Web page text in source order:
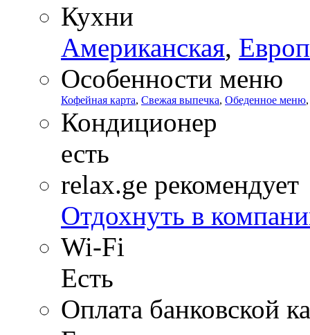
Кухни
Американская,
Особенности меню
Кофейная карта, Свежая выпечка, Обеденное меню
Кондиционер
есть
relax.ge рекомендует
Отдохнуть в
Wi-Fi
Есть
Оплата банковской